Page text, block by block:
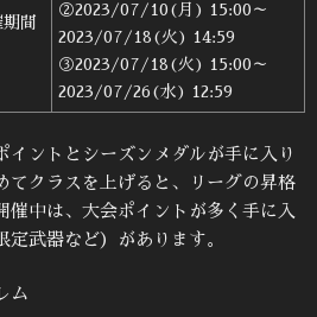
間
②2023/07/10(月) 15:00～
2023/07/18(火) 14:59
③2023/07/18(火) 15:00～
2023/07/26(水) 12:59
イントとシーズンメダルが手に入り
てクラスを上げると、リーグの昇格
催中は、大会ポイントが多く手に入
武器など）があります。
ム